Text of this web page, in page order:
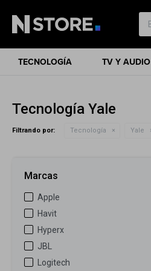
TECNOLOGÍA TV Y AUDIO
Tecnología Yale
Filtrando por: Tecnología Yale
Marcas
Apple
Havit
Hyperx
JBL
Logitech